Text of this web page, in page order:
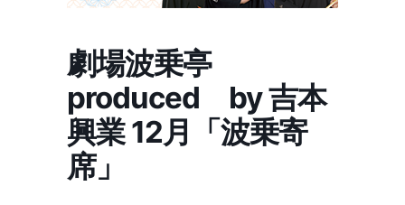
劇場波乗亭
produced by 吉本
興業 12月「波乗寄
席」